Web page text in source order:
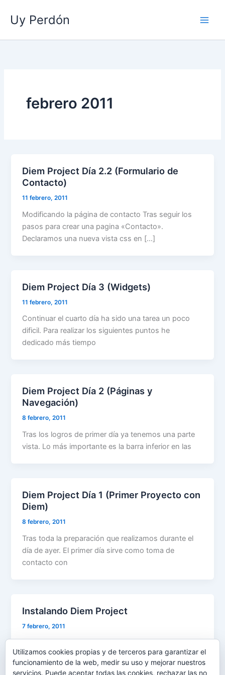
contenido
Uy Perdón
febrero 2011
Diem Project Día 2.2 (Formulario de
Contacto)
11 febrero, 2011
Modificando la página de contacto Tras seguir los
pasos para crear una pagina «Contacto».
Declaramos una nueva vista css en […]
Diem Project Día 3 (Widgets)
11 febrero, 2011
Continuar el cuarto día ha sido una tarea un poco
dificil. Para realizar los siguientes puntos he
dedicado más tiempo
Diem Project Día 2 (Páginas y
Navegación)
8 febrero, 2011
Tras los logros de primer día ya tenemos una parte
vista. Lo más importante es la barra inferior en las
Diem Project Día 1 (Primer Proyecto con
Diem)
8 febrero, 2011
Tras toda la preparación que realizamos durante el
día de ayer. El primer día sirve como toma de
contacto con
Instalando Diem Project
7 febrero, 2011
instalar Diem Project. Ys os había hablado
anteriormente de symfony(bajo mi opinión
Utilizamos cookies propias y de terceros para garantizar el
funcionamiento de la web, medir su uso y mejorar nuestros
servicios. Puede aceptar todas las cookies, rechazar las no